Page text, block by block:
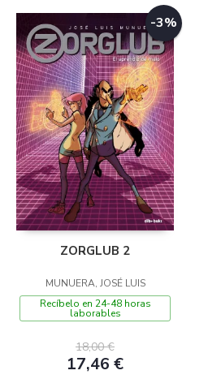
-3%
ZORGLUB 2
MUNUERA, JOSÉ LUIS
Recíbelo en 24-48 horas
laborables
18,00 €
17,46 €